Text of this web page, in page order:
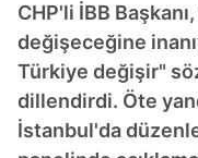
CHP'li İBB
değişeceğine
Türkiye değişir"
dillendirdi. Öte
İstanbul'da